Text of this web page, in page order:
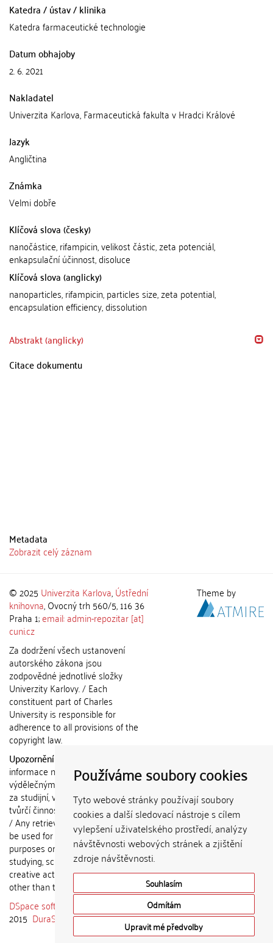
Používáme soubory cookies
Tyto webové stránky používají soubory
cookies a další sledovací nástroje s cílem
vylepšení uživatelského prostředí, analýzy
návštěvnosti webových stránek a zjištění
zdroje návštěvnosti.
Souhlasím
Odmítám
Upravit mé předvolby
Katedra / ústav / klinika
Katedra farmaceutické technologie
Datum obhajoby
2. 6. 2021
Nakladatel
Univerzita Karlova, Farmaceutická fakulta v Hradci Králové
Jazyk
Angličtina
Známka
Velmi dobře
Klíčová slova (česky)
nanočástice, rifampicin, velikost částic, zeta potenciál,
enkapsulační účinnost, disoluce
Klíčová slova (anglicky)
nanoparticles, rifampicin, particles size, zeta potential,
encapsulation efficiency, dissolution
Abstrakt (anglicky)
Citace dokumentu
Metadata
Zobrazit celý záznam
© 2025 Univerzita Karlova,Ústřední
knihovna, Ovocný trh 560/5, 116 36
Praha 1;email: admin-repozitar [at]
cuni.cz
Za dodržení všech ustanovení
autorského zákona jsou
zodpovědné jednotlivé složky
Univerzity Karlovy. / Each
constituent part of Charles
University is responsible for
adherence to all provisions of the
copyright law.
Upozornění / Notice:
informace nemohou být použity k
výdělečným účelům nebo vydávány
za studijní, vědeckou nebo jinou
tvůrčí činnost jiné osoby než autora.
/ Any retrieved information shall not
be used for any commercial
purposes or claimed as results of
studying, scientific or any other
creative activities of any person
other than the author.
DSpace software
copyright © 2002-
2015 DuraSpace
Theme by